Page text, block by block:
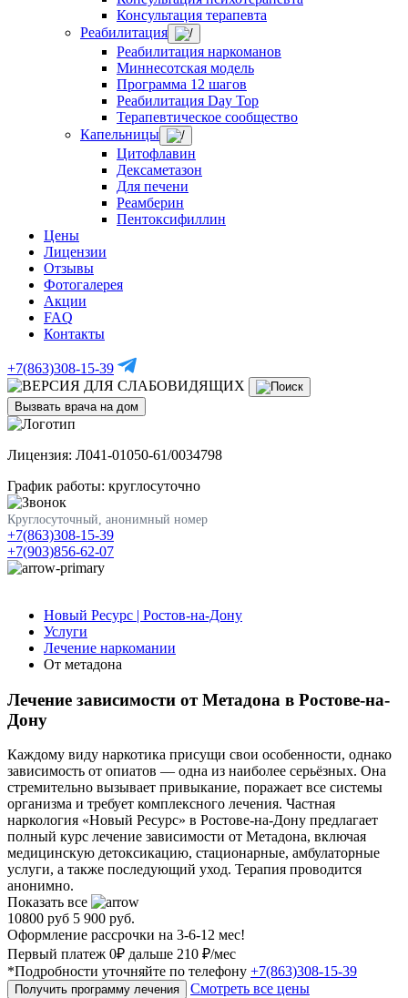
Консультация терапевта
Реабилитация
Реабилитация наркоманов
Миннесотская модель
Программа 12 шагов
Реабилитация Day Top
Терапевтическое сообщество
Капельницы
Цитофлавин
Дексаметазон
Для печени
Реамберин
Пентоксифиллин
Цены
Лицензии
Отзывы
Фотогалерея
Акции
FAQ
Контакты
+7(863)308-15-39
Вызвать врача на дом
Лицензия: Л041-01050-61/0034798
График работы: круглосуточно
Круглосуточный, анонимный номер
+7(863)308-15-39
+7(903)856-62-07
Новый Ресурс | Ростов-на-Дону
Услуги
Лечение наркомании
От метадона
Лечение зависимости от Метадона в Ростове-на-
Дону
Каждому виду наркотика присущи свои особенности, однако
зависимость от опиатов — одна из наиболее серьёзных. Она
стремительно вызывает привыкание, поражает все системы
организма и требует комплексного лечения. Частная
наркология «Новый Ресурс» в Ростове-на-Дону предлагает
полный курс лечение зависимости от Метадона, включая
медицинскую детоксикацию, стационарные, амбулаторные
услуги, а также последующий уход. Терапия проводится
анонимно.
Показать все
10800 руб 5 900 руб.
Оформление рассрочки на 3-6-12 мес!
Первый платеж 0₽ дальше 210 ₽/мес
*Подробности уточняйте по телефону +7(863)308-15-39
Получить программу лечения Смотреть все цены